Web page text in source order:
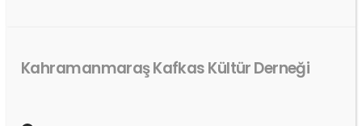
Kahramanmaraş Kafkas Kültür Derneği